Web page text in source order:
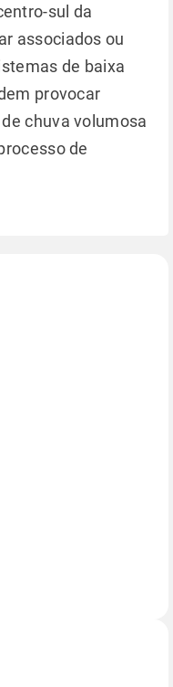
sul da
associados ou
de baixa
provocar
chuva volumosa
de